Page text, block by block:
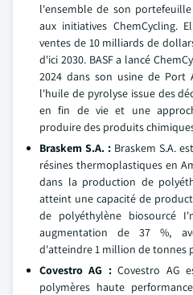
l'ensemble de son
aux initiatives ChemCycling.
ventes de 10 milliards de
d'ici 2030. BASF a lancé
2024 dans son usine de Port
l'huile de pyrolyse issue des
en fin de vie et une
produire des produits
Braskem S.A. : Braskem S.A.
résines thermoplastiques en
dans la production de
atteint une capacité de
de polyéthylène biosourcé
augmentation de 37 %,
d'atteindre 1 million de tonnes
Covestro AG :Covestro AG
polymères haute